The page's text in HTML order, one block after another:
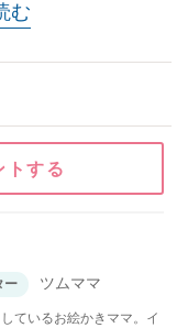
む
トする
ー ツムママ
ているお絵かきママ。イ